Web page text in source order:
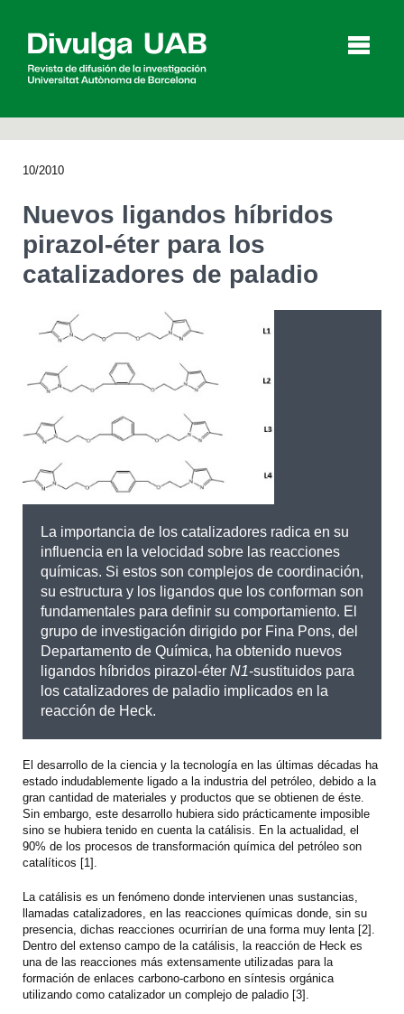
Agenda
English
BUSCAR
10/2010
Nuevos ligandos híbridos
pirazol-éter para los
catalizadores de paladio
La importancia de los catalizadores radica en su
influencia en la velocidad sobre las reacciones
químicas. Si estos son complejos de coordinación,
su estructura y los ligandos que los conforman son
fundamentales para definir su comportamiento. El
grupo de investigación dirigido por Fina Pons, del
Departamento de Química, ha obtenido nuevos
ligandos híbridos pirazol-éter N1-sustituidos para
los catalizadores de paladio implicados en la
reacción de Heck.
El desarrollo de la ciencia y la tecnología en las últimas décadas ha
estado indudablemente ligado a la industria del petróleo, debido a la
gran cantidad de materiales y productos que se obtienen de éste.
Sin embargo, este desarrollo hubiera sido prácticamente imposible
sino se hubiera tenido en cuenta la catálisis. En la actualidad, el
90% de los procesos de transformación química del petróleo son
catalíticos [1].
La catálisis es un fenómeno donde intervienen unas sustancias,
llamadas catalizadores, en las reacciones químicas donde, sin su
presencia, dichas reacciones ocurrirían de una forma muy lenta [2].
Dentro del extenso campo de la catálisis, la reacción de Heck es
una de las reacciones más extensamente utilizadas para la
formación de enlaces carbono-carbono en síntesis orgánica
utilizando como catalizador un complejo de paladio [3].